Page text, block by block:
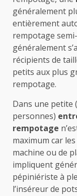
généralement
entièrement
rempotage
généralement
récipients de
petits aux plus
rempotage.
Dans une petite
personnes)
rempotage
maximum car
machine ou de
impliquent
pépiniériste à
l’inséreur de